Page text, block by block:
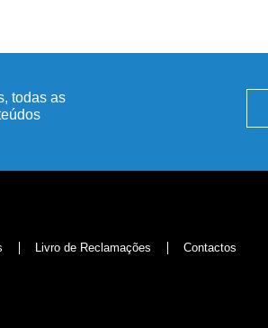
todas as
Livro de Reclamações Contactos